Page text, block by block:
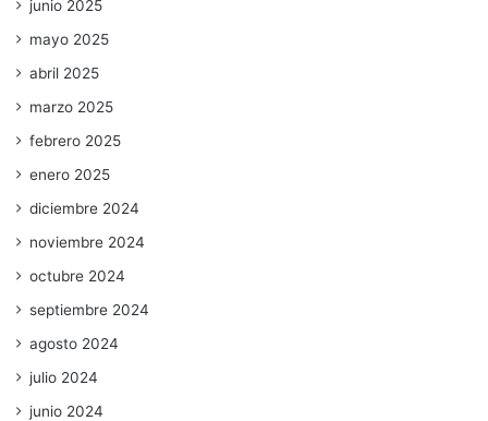
junio 2025
mayo 2025
abril 2025
marzo 2025
febrero 2025
enero 2025
diciembre 2024
noviembre 2024
octubre 2024
septiembre 2024
agosto 2024
julio 2024
junio 2024